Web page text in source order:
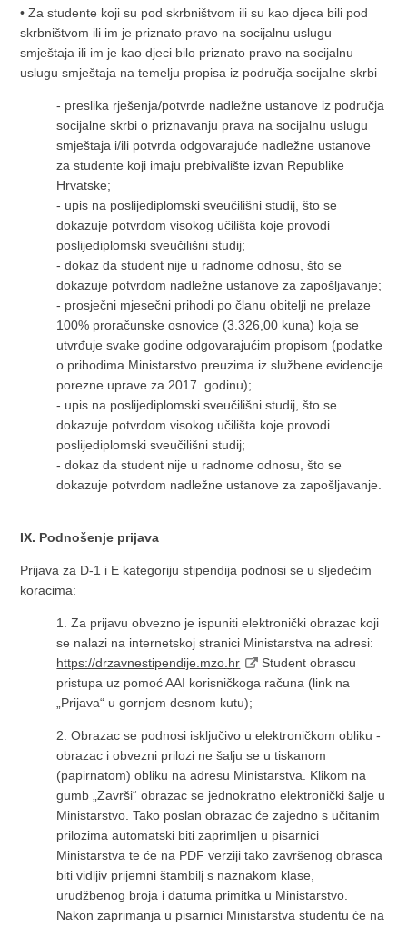
• Za studente koji su pod skrbništvom ili su kao djeca bili pod
skrbništvom ili im je priznato pravo na socijalnu uslugu
smještaja ili im je kao djeci bilo priznato pravo na socijalnu
uslugu smještaja na temelju propisa iz područja socijalne skrbi
- preslika rješenja/potvrde nadležne ustanove iz područja
socijalne skrbi o priznavanju prava na socijalnu uslugu
smještaja i/ili potvrda odgovarajuće nadležne ustanove
za studente koji imaju prebivalište izvan Republike
Hrvatske;
- upis na poslijediplomski sveučilišni studij, što se
dokazuje potvrdom visokog učilišta koje provodi
poslijediplomski sveučilišni studij;
- dokaz da student nije u radnome odnosu, što se
dokazuje potvrdom nadležne ustanove za zapošljavanje;
- prosječni mjesečni prihodi po članu obitelji ne prelaze
100% proračunske osnovice (3.326,00 kuna) koja se
utvrđuje svake godine odgovarajućim propisom (podatke
o prihodima Ministarstvo preuzima iz službene evidencije
porezne uprave za 2017. godinu);
- upis na poslijediplomski sveučilišni studij, što se
dokazuje potvrdom visokog učilišta koje provodi
poslijediplomski sveučilišni studij;
- dokaz da student nije u radnome odnosu, što se
dokazuje potvrdom nadležne ustanove za zapošljavanje.
IX. Podnošenje prijava
Prijava za D-1 i E kategoriju stipendija podnosi se u sljedećim
koracima:
1. Za prijavu obvezno je ispuniti elektronički obrazac koji
se nalazi na internetskoj stranici Ministarstva na adresi:
https://drzavnestipendije.mzo.hr
Student obrascu
pristupa uz pomoć AAI korisničkoga računa (link na
„Prijava“ u gornjem desnom kutu);
2. Obrazac se podnosi isključivo u elektroničkom obliku -
obrazac i obvezni prilozi ne šalju se u tiskanom
(papirnatom) obliku na adresu Ministarstva. Klikom na
gumb „Završi“ obrazac se jednokratno elektronički šalje u
Ministarstvo. Tako poslan obrazac će zajedno s učitanim
prilozima automatski biti zaprimljen u pisarnici
Ministarstva te će na PDF verziji tako završenog obrasca
biti vidljiv prijemni štambilj s naznakom klase,
urudžbenog broja i datuma primitka u Ministarstvo.
Nakon zaprimanja u pisarnici Ministarstva studentu će na